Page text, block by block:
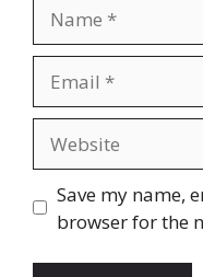
Save my name,
browser for the